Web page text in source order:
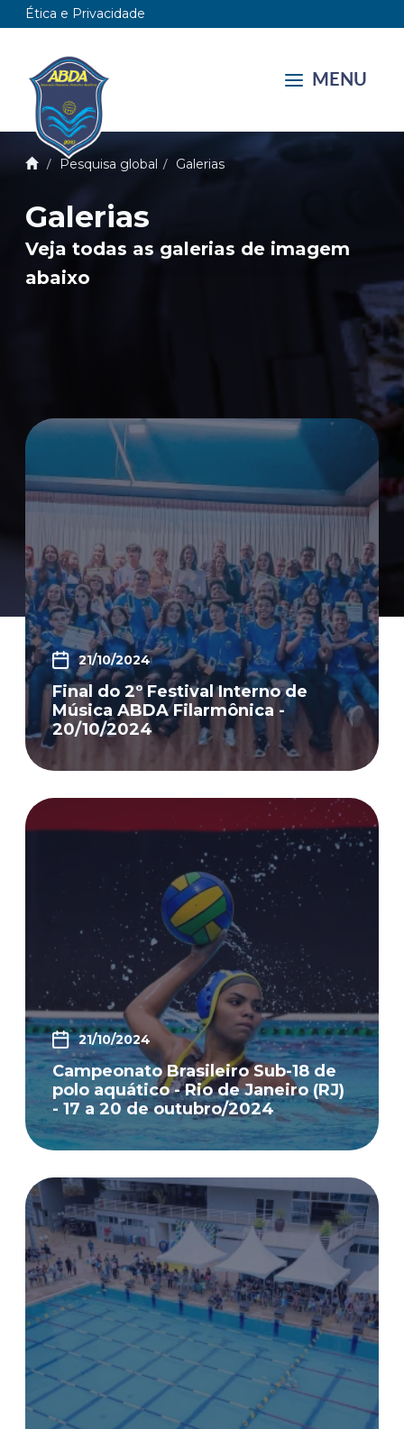
Ética e Privacidade
MENU
Pesquisa global Galerias
Galerias
Veja todas as galerias de imagem
abaixo
21/10/2024
Final do 2º Festival Interno de
Música ABDA Filarmônica -
20/10/2024
21/10/2024
Campeonato Brasileiro Sub-18 de
polo aquático - Rio de Janeiro (RJ)
- 17 a 20 de outubro/2024